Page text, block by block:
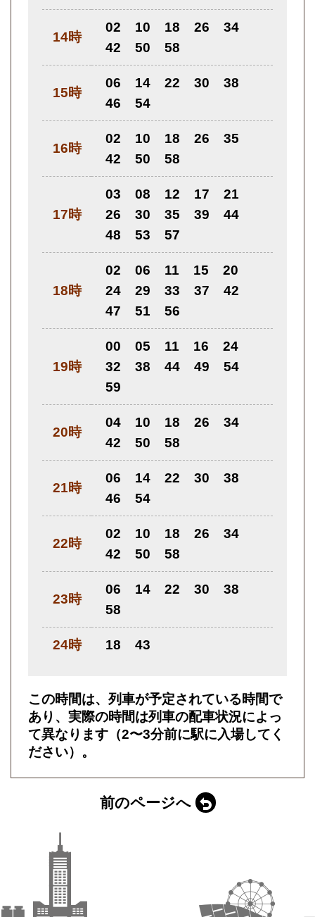
14時
02 10 18 26
34
42
50 58
15時
06 14 22 30
38
46
54
16時
02 10 18 26
35
42
50 58
17時
03 08 12 17
21
26
30 35 39
44
48
53 57
18時
02 06 11 15
20
24
29 33 37
42
47
51 56
19時
00 05 11 16
24
32
38 44 49
54
59
20時
04 10 18 26
34
42
50 58
21時
06 14 22 30
38
46
54
22時
02 10 18 26
34
42
50 58
23時
06 14 22 30
38
58
24時 18 43
この時間は、列車が予定されている時間で
あり、実際の時間は列車の配車状況によっ
て異なります（2〜3分前に駅に入場してく
ださい）。
前のページへ